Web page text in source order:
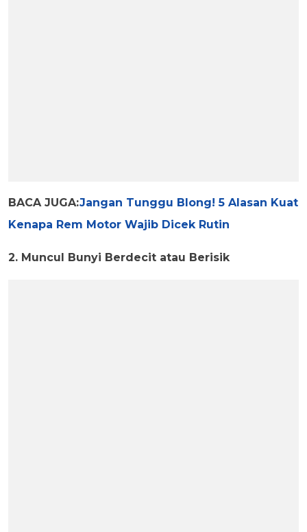
BACA JUGA:Jangan Tunggu Blong! 5 Alasan Kuat
Kenapa Rem Motor Wajib Dicek Rutin
2. Muncul Bunyi Berdecit atau Berisik